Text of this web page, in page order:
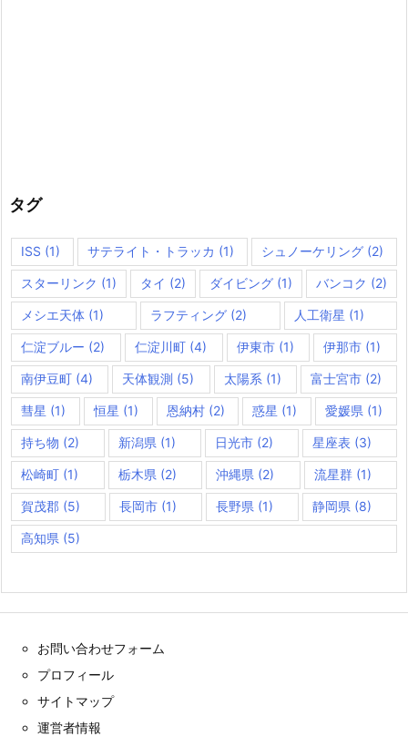
タグ
ISS (1) サテライト・トラッカ (1) シュノーケリング (2)
スターリンク (1) タイ (2) ダイビング (1) バンコク (2)
メシエ天体 (1) ラフティング (2) 人工衛星 (1)
仁淀ブルー (2) 仁淀川町(4) 伊東市(1) 伊那市 (1)
南伊豆町 (4) 天体観測 (5) 太陽系 (1) 富士宮市(2)
彗星 (1) 恒星 (1) 恩納村(2) 惑星 (1) 愛媛県 (1)
持ち物 (2) 新潟県 (1) 日光市 (2) 星座表 (3)
松崎町 (1) 栃木県 (2) 沖縄県 (2) 流星群(1)
賀茂郡 (5) 長岡市 (1) 長野県 (1) 静岡県 (8)
高知県 (5)
お問い合わせフォーム
プロフィール
サイトマップ
運営者情報